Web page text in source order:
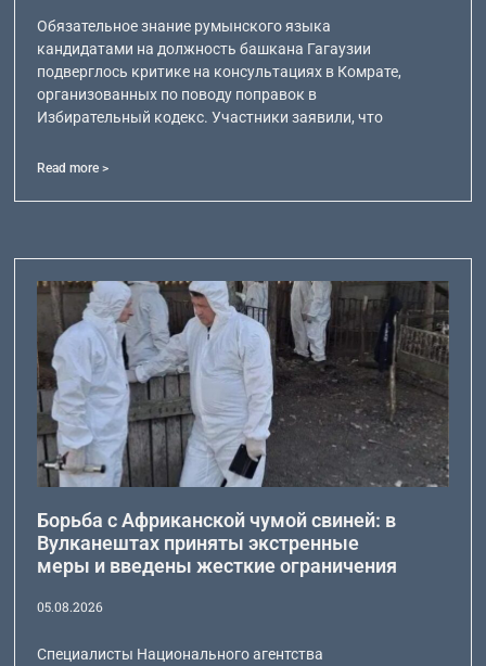
Обязательное знание румынского языка
кандидатами на должность башкана Гагаузии
подверглось критике на консультациях в Комрате,
организованных по поводу поправок в
Избирательный кодекс. Участники заявили, что
Read more >
Борьба с Африканской чумой свиней: в
Вулканештах приняты экстренные
меры и введены жесткие ограничения
05.08.2026
Специалисты Национального агентства